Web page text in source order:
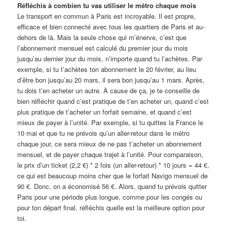
Réfléchis à combien tu vas utiliser le métro chaque mois
Le transport en commun à Paris est incroyable. Il est propre,
efficace et bien connecté avec tous les quartiers de Paris et au-
dehors de là. Mais la seule chose qui m’énerve, c’est que
l’abonnement mensuel est calculé du premier jour du mois
jusqu’au dernier jour du mois, n’importe quand tu l’achètes. Par
exemple, si tu t’achètes ton abonnement le 20 février, au lieu
d’être bon jusqu’au 20 mars, il sera bon jusqu’au 1 mars. Après,
tu dois t’en acheter un autre. À cause de ça, je te conseille de
bien réfléchir quand c’est pratique de t’en acheter un, quand c’est
plus pratique de t’acheter un forfait semaine, et quand c’est
mieux de payer à l’unité. Par exemple, si tu quittes la France le
10 mai et que tu ne prévois qu’un aller-retour dans le métro
chaque jour, ce sera mieux de ne pas t’acheter un abonnement
mensuel, et de payer chaque trajet à l’unité. Pour comparaison,
le prix d’un ticket (2,2 €) * 2 fois (un aller-retour) * 10 jours = 44 €,
ce qui est beaucoup moins cher que le forfait Navigo mensuel de
90 €. Donc, on a économisé 56 €. Alors, quand tu prévois quitter
Paris pour une période plus longue, comme pour les congés ou
pour ton départ final, réfléchis quelle est la meilleure option pour
toi.